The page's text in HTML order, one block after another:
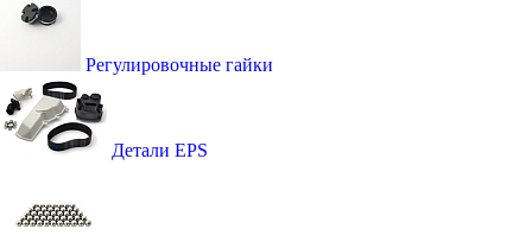
Регулировочные гайки
Детали EPS